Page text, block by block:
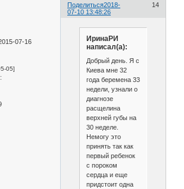
Поделиться 14
2018-
07-10 13:48:26
07-16
05]
ИринаРИ
написал(а):
Добрый день. Я с
Киева мне 32
года беремена 33
недели, узнали о
диагнозе
расщелина
верхней губы на
30 неделе.
Немогу это
принять так как
первый ребенок
с пороком
сердца и еще
придстоит одна